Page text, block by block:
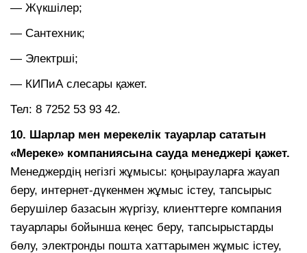
— Жүкшілер;
— Сантехник;
— Электрші;
— КИПиА слесары қажет.
Тел: 8 7252 53 93 42.
10. Шарлар мен мерекелік тауарлар сататын
«Мереке» компаниясына сауда менеджері қажет.
Менеджердің негізгі жұмысы: қоңырауларға жауап
беру, интернет-дүкенмен жұмыс істеу, тапсырыс
берушілер базасын жүргізу, клиенттерге компания
тауарлары бойынша кеңес беру, тапсырыстарды
бөлу, электронды пошта хаттарымен жұмыс істеу,